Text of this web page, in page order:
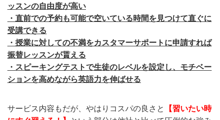
ッスンの自由度が高い
・直前での予約も可能で空いている時間を見つけて直ぐに
受講できる
・授業に対しての不満をカスタマーサポートに申請すれば
振替レッスンが貰える
・スピーキングテストで生徒のレベルを設定し、モチベー
ションを高めながら英語力を伸ばせる
サービス内容もだが、やはりコスパの良さと
【習いたい時